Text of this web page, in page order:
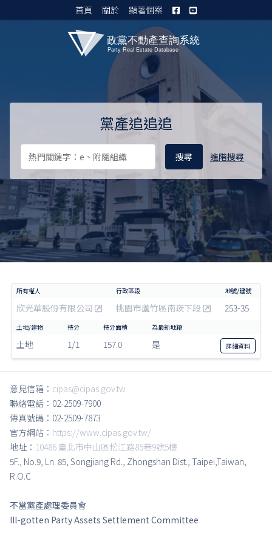
首頁 關於 顯著個案
黨產追追追
進階搜尋
欣光華股份有限公司 桃園市蘆竹區南崁下段 253-35
土地 1/1 157.0 是 詳細資料
意見信箱： cipas@cipas.gov.tw
聯絡電話：02-2509-7900
傳真號碼：02-2509-7873
官方網站： https://www.cipas.gov.tw/
地址： 10486 臺北市中山區松江路85巷9號5樓
5F., No.9, Ln. 85, Songjiang Rd., Zhongshan Dist., Taipei,Taiwan,
R.O.C
不當黨產處理委員會
Ill-gotten Party Assets Settlement Committee